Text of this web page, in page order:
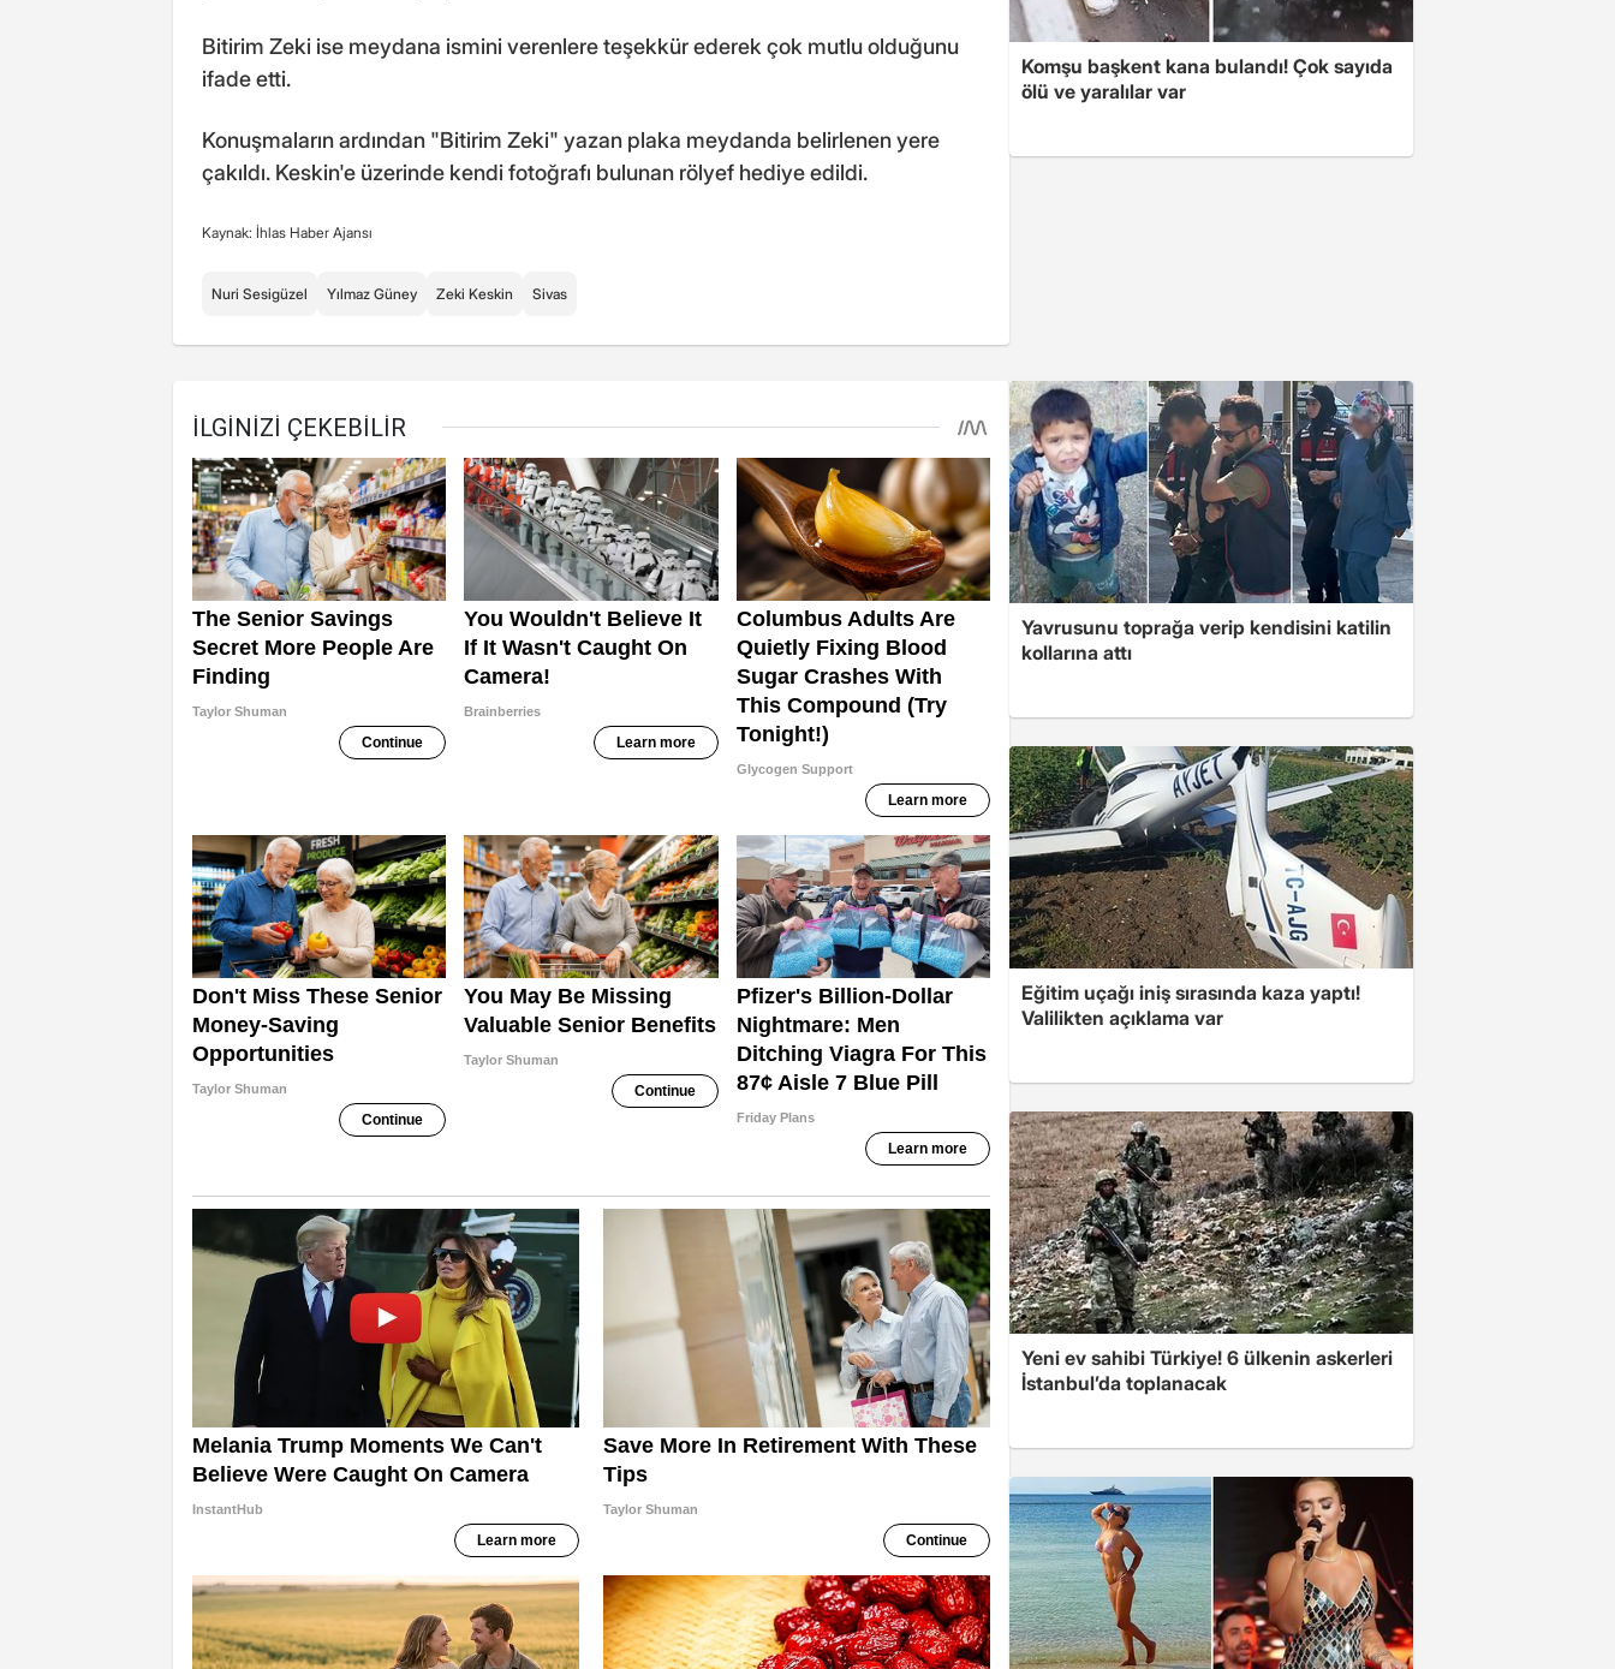
Bitirim Zeki ise meydana ismini verenlere teşekkür ederek çok mutlu olduğunu
ifade etti.
Konuşmaların ardından "Bitirim Zeki" yazan plaka meydanda belirlenen yere
çakıldı. Keskin'e üzerinde kendi fotoğrafı bulunan rölyef hediye edildi.
Kaynak: İhlas Haber Ajansı
Nuri Sesigüzel Yılmaz Güney Zeki Keskin Sivas
Komşu başkent kana bulandı! Çok sayıda
ölü ve yaralılar var
Yavrusunu toprağa verip kendisini katilin
kollarına attı
Eğitim uçağı iniş sırasında kaza yaptı!
Valilikten açıklama var
Yeni ev sahibi Türkiye! 6 ülkenin askerleri
İstanbul’da toplanacak